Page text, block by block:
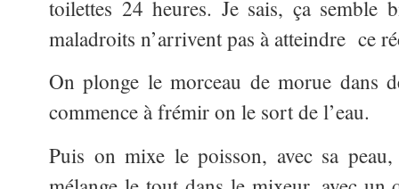
toilettes 24 heures. Je sais, ça semble
maladroits n’arrivent pas à atteindre ce
On plonge le morceau de morue dans
commence à frémir on le sort de l’eau.
Puis on mixe le poisson, avec sa